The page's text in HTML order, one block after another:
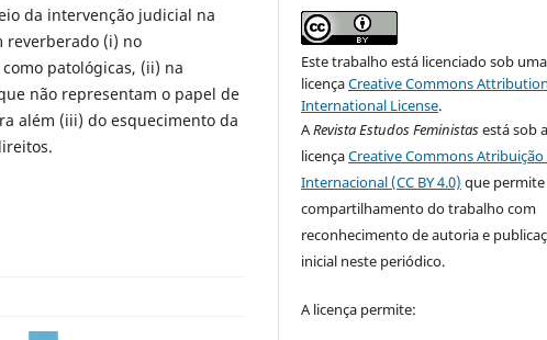
da intervenção judicial na
reverberado (i) no
patológicas, (ii) na
não representam o papel de
além (iii) do esquecimento da
Este trabalho está licenciado sob uma
licençaCreative Commons
International License.
ARevista Estudos Feministasestá sob a
licençaCreative Commons Atribuição
Internacional (CC BY 4.0) que
compartilhamento do trabalho com
reconhecimento de autoria e
inicial neste periódico.
A licença permite: